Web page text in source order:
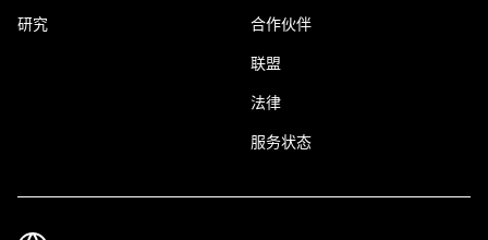
研究 合作伙伴
联盟
法律
服务状态